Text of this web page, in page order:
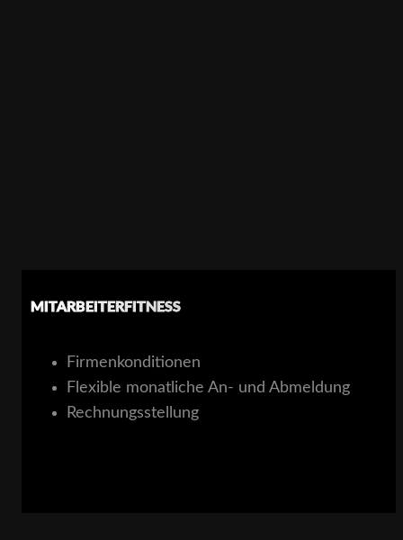
MITARBEITERFITNESS
Firmenkonditionen​
Flexible monatliche An- und Abmeldung
Rechnungsstellung